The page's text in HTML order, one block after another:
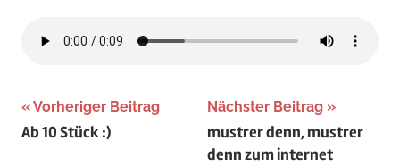
Beitragsnavigation
Vorheriger Beitrag
Ab 10 Stück :)
Nächster Beitrag
mustrer denn, mustrer
denn zum internet